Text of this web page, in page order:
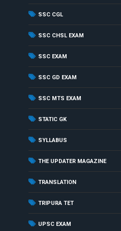
SSC CGL
SSC CHSL EXAM
SSC EXAM
SSC GD EXAM
SSC MTS EXAM
STATIC GK
SYLLABUS
THE UPDATER MAGAZINE
TRANSLATION
TRIPURA TET
UPSC EXAM